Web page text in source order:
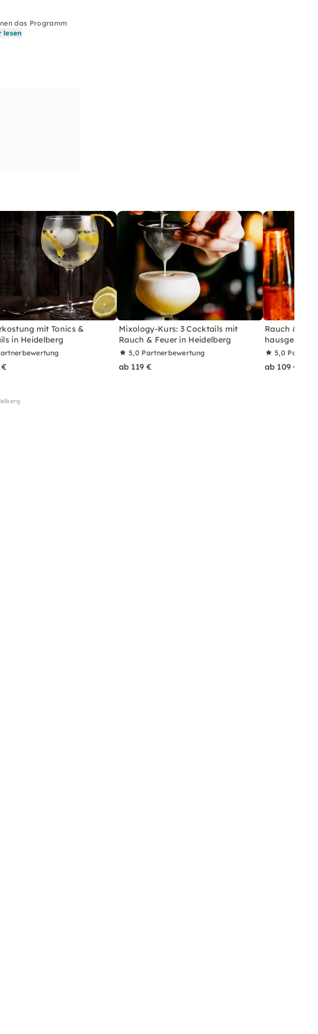
das Programm
lesen
mit Tonics &
in Heidelberg
€
Mixology-Kurs: 3 Cocktails mit
Rauch & Feuer in Heidelberg
5,0 Partnerbewertung
ab 119 €
Rauch &
hausgem.
5,0
ab 109 €